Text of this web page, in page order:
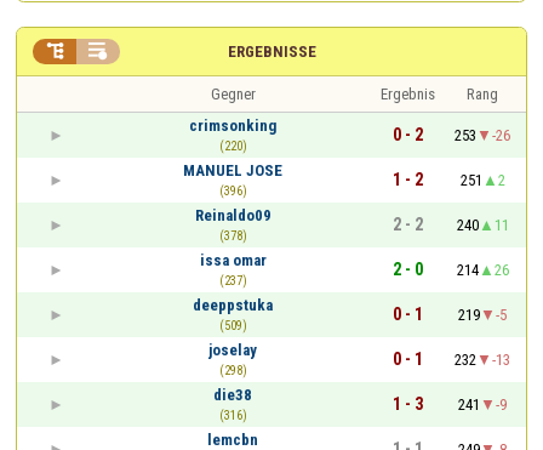
ERGEBNISSE
 
Gegner Ergebnis
Rang
crimsonking
(220)
0 - 2 253
-26
MANUEL JOSE
(396)
1 - 2 251
2
Reinaldo09
(378)
2 - 2 240
11
issa omar
(237)
2 - 0 214
26
deeppstuka
(509)
0 - 1 219
-5
joselay
(298)
0 - 1 232
-13
die38
(316)
1 - 3 241
-9
lemcbn